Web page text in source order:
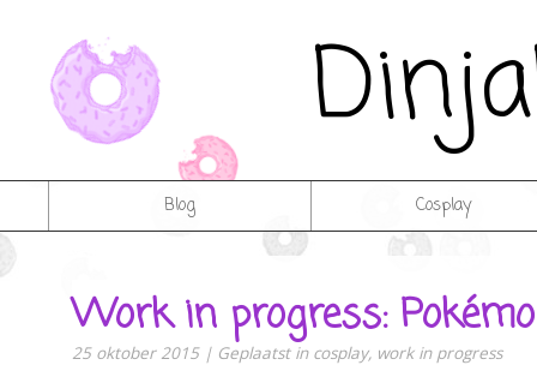
Blog Cosplay
Work in progress:
25 oktober 2015 | Geplaatst in cosplay, work in progress